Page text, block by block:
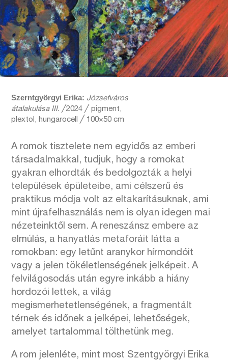
Szerntgyörgyi Erika: Józsefváros
átalakulása III. ╱2024 ╱ pigment,
plextol, hungarocell ╱ 100×50 cm
A romok tisztelete nem egyidős az emberi
társadalmakkal, tudjuk, hogy a romokat
gyakran elhordták és bedolgozták a helyi
települések épületeibe, ami célszerű és
praktikus módja volt az eltakarításuknak, ami
mint újrafelhasználás nem is olyan idegen mai
nézeteinktől sem.A reneszánsz embere az
elmúlás, a hanyatlás metaforáit látta a
romokban: egy letűnt aranykor hírmondóit
vagy a jelen tökéletlenségének jelképeit. A
felvilágosodás után egyre inkább a hiány
hordozói lettek, a világ
megismerhetetlenségének, a fragmentált
térnek és időnek a jelképei, lehetőségek,
amelyet tartalommal tölthetünk meg.
A rom jelenléte, mint most Szentgyörgyi Erika